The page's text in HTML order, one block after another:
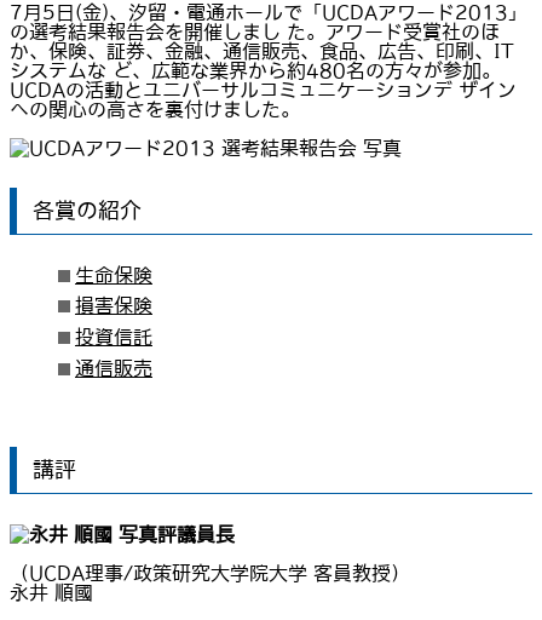
7月5日(金)、汐留・電通ホールで「UCDAアワード2013」
の選考結果報告会を開催しまし た。アワード受賞社のほ
か、保険、証券、金融、通信販売、食品、広告、印刷、IT
システムな ど、広範な業界から約480名の方々が参加。
UCDAの活動とユニバーサルコミュニケーションデ ザイン
への関心の高さを裏付けました。
各賞の紹介
生命保険
損害保険
投資信託
通信販売
講評
評議員長
（UCDA理事/政策研究大学院大学 客員教授）
永井 順國